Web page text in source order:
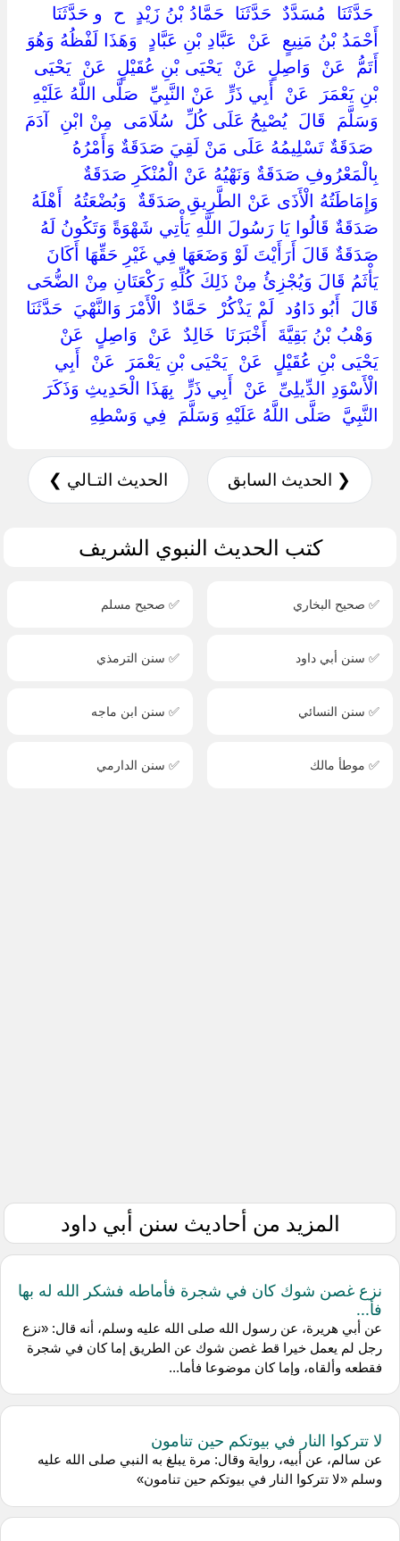
‏ ‏حَدَّثَنَا ‏ ‏مُسَدَّدٌ ‏ ‏حَدَّثَنَا ‏ ‏حَمَّادُ بْنُ زَيْدٍ ‏ ‏ح ‏ ‏و حَدَّثَنَا ‏
‏أَحْمَدُ بْنُ مَنِيعٍ ‏ ‏عَنْ ‏ ‏عَبَّادِ بْنِ عَبَّادٍ ‏ ‏وَهَذَا لَفْظُهُ وَهُوَ
أَتَمُّ ‏ ‏عَنْ ‏ ‏وَاصِلٍ ‏ ‏عَنْ ‏ ‏يَحْيَى بْنِ عُقَيْلٍ ‏ ‏عَنْ ‏ ‏يَحْيَى
بْنِ يَعْمَرَ ‏ ‏عَنْ ‏ ‏أَبِي ذَرٍّ ‏ ‏عَنْ النَّبِيِّ ‏ ‏صَلَّى اللَّهُ عَلَيْهِ
وَسَلَّمَ ‏ ‏قَالَ ‏ ‏يُصْبِحُ عَلَى كُلِّ ‏ ‏سُلَامَى ‏ ‏مِنْ ابْنِ ‏ ‏آدَمَ
‏ ‏صَدَقَةٌ تَسْلِيمُهُ عَلَى مَنْ لَقِيَ صَدَقَةٌ وَأَمْرُهُ
بِالْمَعْرُوفِ صَدَقَةٌ وَنَهْيُهُ عَنْ الْمُنْكَرِ صَدَقَةٌ
وَإِمَاطَتُهُ الْأَذَى عَنْ الطَّرِيقِ صَدَقَةٌ ‏ ‏وَبُضْعَتُهُ ‏ ‏أَهْلَهُ
صَدَقَةٌ قَالُوا يَا رَسُولَ اللَّهِ يَأْتِي شَهْوَةً وَتَكُونُ لَهُ
صَدَقَةٌ قَالَ أَرَأَيْتَ لَوْ وَضَعَهَا فِي غَيْرِ حَقِّهَا أَكَانَ
يَأْثَمُ قَالَ وَيُجْزِئُ مِنْ ذَلِكَ كُلِّهِ رَكْعَتَانِ مِنْ الضُّحَى ‏
‏قَالَ ‏ ‏أَبُو دَاوُد ‏ ‏لَمْ يَذْكُرْ ‏ ‏حَمَّادٌ ‏ ‏الْأَمْرَ وَالنَّهْيَ ‏ ‏حَدَّثَنَا
‏ ‏وَهْبُ بْنُ بَقِيَّةَ ‏ ‏أَخْبَرَنَا ‏ ‏خَالِدٌ ‏ ‏عَنْ ‏ ‏وَاصِلٍ ‏ ‏عَنْ ‏
‏يَحْيَى بْنِ عُقَيْلٍ ‏ ‏عَنْ ‏ ‏يَحْيَى بْنِ يَعْمَرَ ‏ ‏عَنْ ‏ ‏أَبِي
الْأَسْوَدِ الدِّيلِىِّ ‏ ‏عَنْ ‏ ‏أَبِي ذَرٍّ ‏ ‏بِهَذَا الْحَدِيثِ وَذَكَرَ
النَّبِيَّ ‏ ‏صَلَّى اللَّهُ عَلَيْهِ وَسَلَّمَ ‏ ‏فِي وَسْطِهِ ‏
❮ الحديث السابق الحديث التـالي ❯
كتب الحديث النبوي الشريف
✅ صحيح البخاري ✅ صحيح مسلم
✅ سنن أبي داود ✅ سنن الترمذي
✅ سنن النسائي ✅ سنن ابن ماجه
✅ موطأ مالك ✅ سنن الدارمي
المزيد من أحاديث سنن أبي داود
نزع غصن شوك كان في شجرة فأماطه فشكر الله له بها
فأ...
عن أبي هريرة، عن رسول الله صلى الله عليه وسلم، أنه قال: «نزع
رجل لم يعمل خيرا قط غصن شوك عن الطريق إما كان في شجرة
فقطعه وألقاه، وإما كان موضوعا فأما...
لا تتركوا النار في بيوتكم حين تنامون
عن سالم، عن أبيه، رواية وقال: مرة يبلغ به النبي صلى الله عليه
وسلم «لا تتركوا النار في بيوتكم حين تنامون»